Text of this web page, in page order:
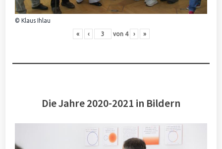
© Klaus Ihlau
« ‹ von 4 › »
Die Jahre 2020-2021 in Bildern